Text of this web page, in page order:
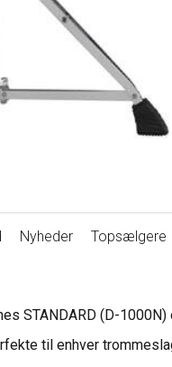
Nyheder Topsælgere
STANDARD (D-
til enhver